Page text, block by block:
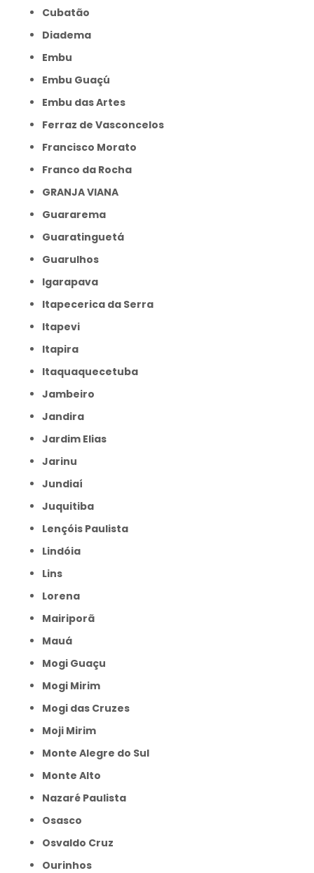
Cubatão
Diadema
Embu
Embu Guaçú
Embu das Artes
Ferraz de Vasconcelos
Francisco Morato
Franco da Rocha
GRANJA VIANA
Guararema
Guaratinguetá
Guarulhos
Igarapava
Itapecerica da Serra
Itapevi
Itapira
Itaquaquecetuba
Jambeiro
Jandira
Jardim Elias
Jarinu
Jundiaí
Juquitiba
Lençóis Paulista
Lindóia
Lins
Lorena
Mairiporã
Mauá
Mogi Guaçu
Mogi Mirim
Mogi das Cruzes
Moji Mirim
Monte Alegre do Sul
Monte Alto
Nazaré Paulista
Osasco
Osvaldo Cruz
Ourinhos